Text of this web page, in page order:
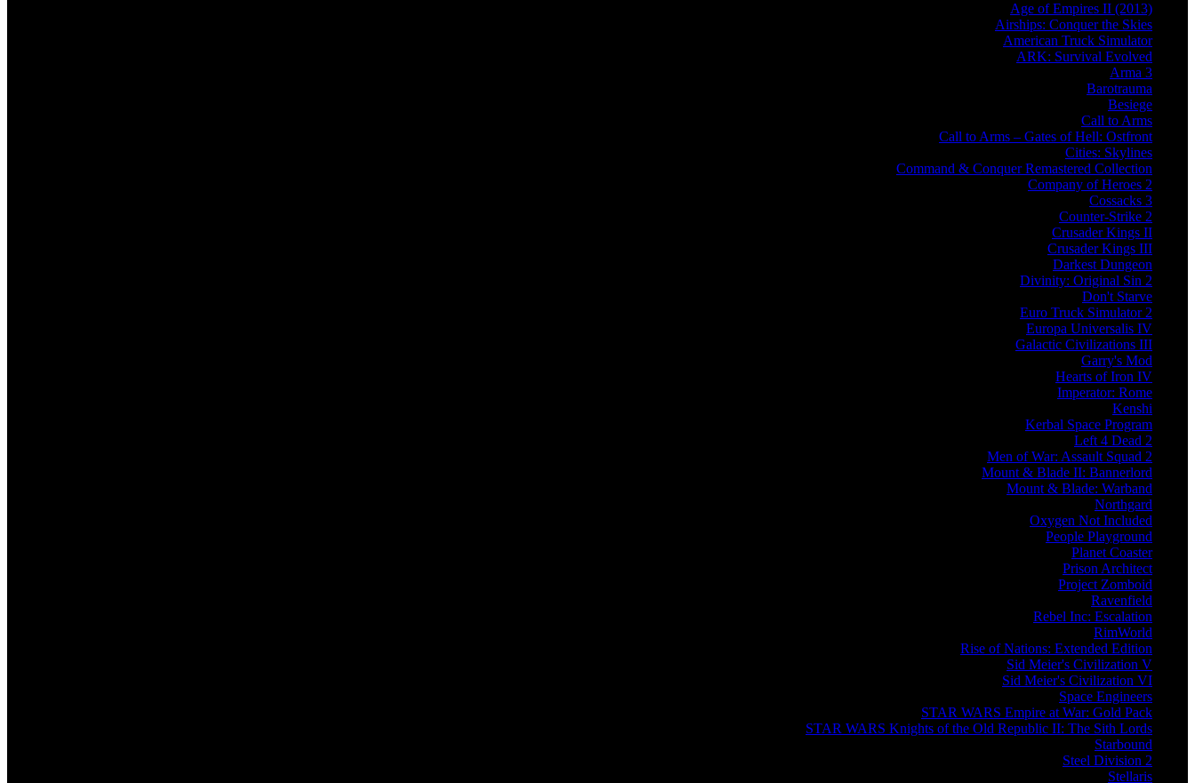
Age of Empires II (2013)
Airships: Conquer the Skies
American Truck Simulator
ARK: Survival Evolved
Arma 3
Barotrauma
Besiege
Call to Arms
Call to Arms – Gates of Hell: Ostfront
Cities: Skylines
Command & Conquer Remastered Collection
Company of Heroes 2
Cossacks 3
Counter-Strike 2
Crusader Kings II
Crusader Kings III
Darkest Dungeon
Divinity: Original Sin 2
Don't Starve
Euro Truck Simulator 2
Europa Universalis IV
Galactic Civilizations III
Garry's Mod
Hearts of Iron IV
Imperator: Rome
Kenshi
Kerbal Space Program
Left 4 Dead 2
Men of War: Assault Squad 2
Mount & Blade II: Bannerlord
Mount & Blade: Warband
Northgard
Oxygen Not Included
People Playground
Planet Coaster
Prison Architect
Project Zomboid
Ravenfield
Rebel Inc: Escalation
RimWorld
Rise of Nations: Extended Edition
Sid Meier's Civilization V
Sid Meier's Civilization VI
Space Engineers
STAR WARS Empire at War: Gold Pack
STAR WARS Knights of the Old Republic II: The Sith Lords
Starbound
Steel Division 2
Stellaris